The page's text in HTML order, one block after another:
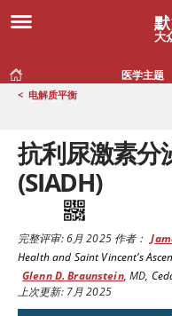
大
医学主题
< 电解质平衡
抗利尿激素分
(SIADH)
完整评审:6月 2025作者：
Health and Saint Vincent’s
Glenn D. Braunstein, MD,
上次更新: 7月 2025